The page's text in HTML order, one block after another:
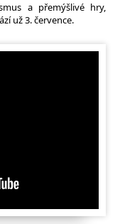
a přemýšlivé hry,
už 3. července.